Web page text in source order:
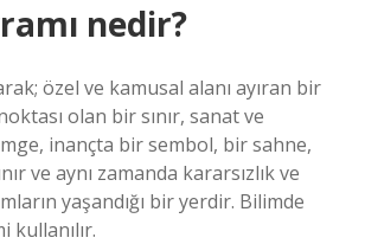
nedir?
özel ve kamusal alanı ayıran bir
olan bir sınır, sanat ve
inançta bir sembol, bir sahne,
ve aynı zamanda kararsızlık ve
yaşandığı bir yerdir. Bilimde
kullanılır.